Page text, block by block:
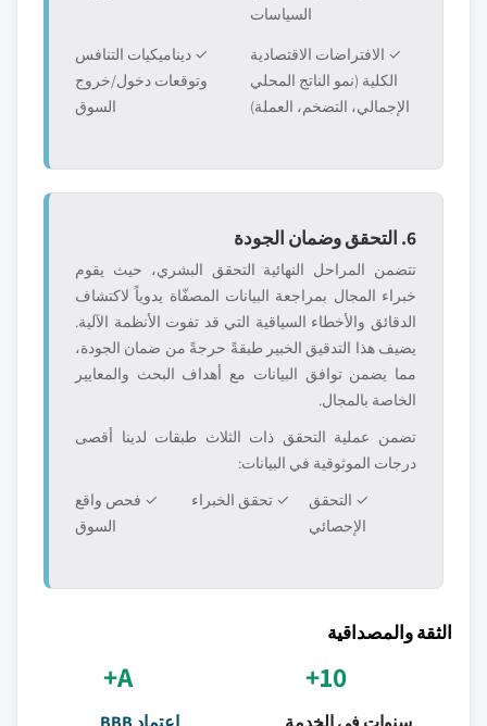
السياسات
✓ الافتراضات الاقتصادية
الكلية (نمو الناتج المحلي
الإجمالي، التضخم، العملة)
✓ ديناميكيات التنافس
وتوقعات دخول/خروج
السوق
6. التحقق وضمان الجودة
تتضمن المراحل النهائية التحقق البشري، حيث يقوم
خبراء المجال بمراجعة البيانات المصفّاة يدوياً لاكتشاف
الدقائق والأخطاء السياقية التي قد تفوت الأنظمة الآلية.
يضيف هذا التدقيق الخبير طبقةً حرجةً من ضمان الجودة،
مما يضمن توافق البيانات مع أهداف البحث والمعايير
الخاصة بالمجال.
تضمن عملية التحقق ذات الثلاث طبقات لدينا أقصى
درجات الموثوقية في البيانات:
✓ التحقق
الإحصائي
✓ تحقق الخبراء
✓ فحص واقع
السوق
الثقة والمصداقية
10+
A+